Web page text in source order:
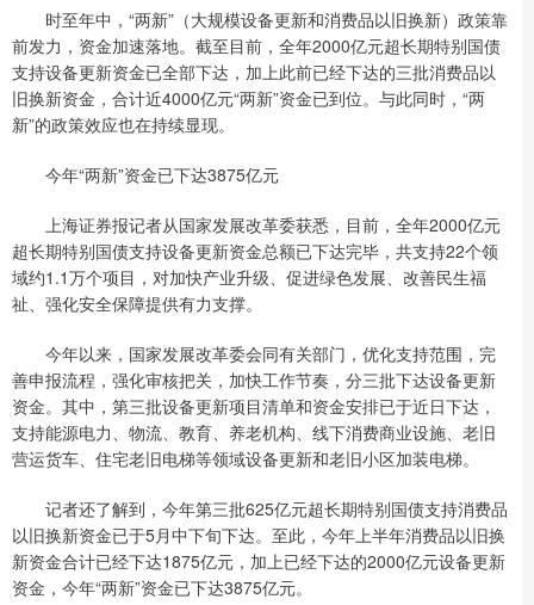
时至年中，“两新”（大规模设备更新和消费品以旧换新）政策靠
前发力，资金加速落地。截至目前，全年2000亿元超长期特别国债
支持设备更新资金已全部下达，加上此前已经下达的三批消费品以
旧换新资金，合计近4000亿元“两新”资金已到位。与此同时，“两
新”的政策效应也在持续显现。
今年“两新”资金已下达3875亿元
上海证券报记者从国家发展改革委获悉，目前，全年2000亿元
超长期特别国债支持设备更新资金总额已下达完毕，共支持22个领
域约1.1万个项目，对加快产业升级、促进绿色发展、改善民生福
祉、强化安全保障提供有力支撑。
今年以来，国家发展改革委会同有关部门，优化支持范围，完
善申报流程，强化审核把关，加快工作节奏，分三批下达设备更新
资金。其中，第三批设备更新项目清单和资金安排已于近日下达，
支持能源电力、物流、教育、养老机构、线下消费商业设施、老旧
营运货车、住宅老旧电梯等领域设备更新和老旧小区加装电梯。
记者还了解到，今年第三批625亿元超长期特别国债支持消费品
以旧换新资金已于5月中下旬下达。至此，今年上半年消费品以旧换
新资金合计已经下达1875亿元，加上已经下达的2000亿元设备更新
资金，今年“两新”资金已下达3875亿元。